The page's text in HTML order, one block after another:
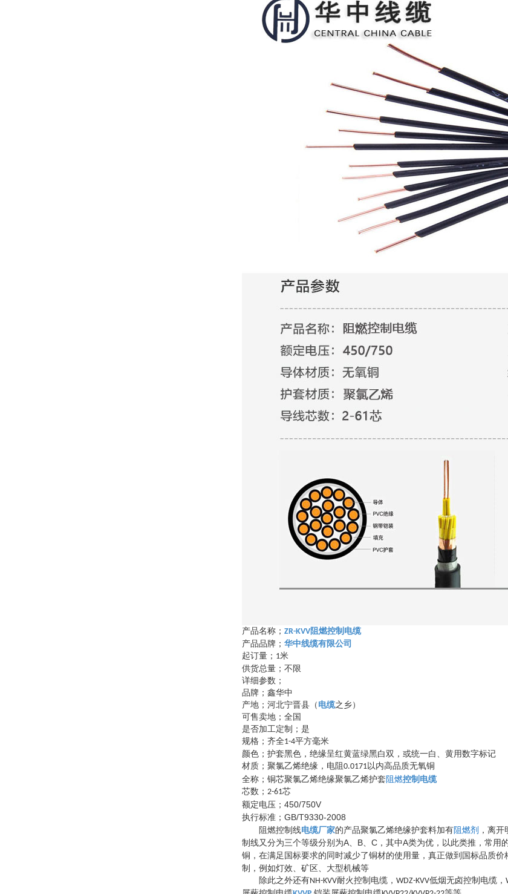
产品名称； ZR-KVV阻燃控制电缆
产品品牌； 华中线缆有限公司
起订量； 1米
供货总量；不限
详细参数；
品牌；鑫华中
产地；河北宁晋县（ 电缆之乡）
可售卖地；全国
是否加工定制；是
规格；齐全1-4平方毫米
颜色；护套黑色，绝缘呈红黄蓝绿黑白双，或统一白、黄用数字标记
材质；聚氯乙烯绝缘，电阻0.0171以内高品质无氧铜
全称； 铜芯聚氯乙烯绝缘聚氯乙烯护套阻燃控制电缆
芯数； 2-61芯
额定电压； 450/750V
执行标准； GB/T9330-2008
阻燃控制线电缆厂家的产品聚氯乙烯绝缘护套料加有阻燃剂 ，离
制 线又分为三个等级分别为A、B、C，其中A类为优，以此类推，常用
铜，在满足国标要求的同时减少了铜材的使用量，真正做到国标品质价
制，例如灯效、矿区、大型机械等
除此之外还有NH-KVV耐火控制电缆， WDZ-KVV低烟无卤控制电缆，